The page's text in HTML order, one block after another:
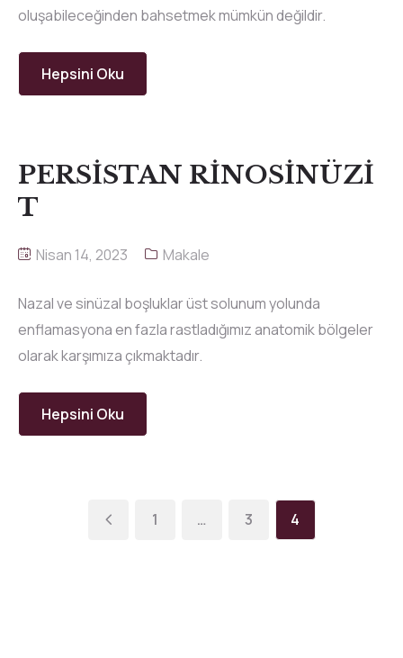
oluşabileceğinden bahsetmek mümkün değildir.
Hepsini Oku
PERSİSTAN RİNOSİNÜZİ
T
Nisan 14, 2023 Makale
Nazal ve sinüzal boşluklar üst solunum yolunda
enflamasyona en fazla rastladığımız anatomik bölgeler
olarak karşımıza çıkmaktadır.
Hepsini Oku
1 … 3 4